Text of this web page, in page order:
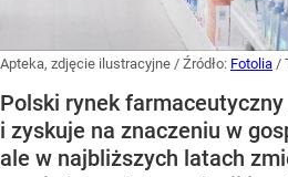
Apteka, zdjęcie ilustracyjne / Źródło: Fotolia /
Polski rynek
i zyskuje na znaczeniu w
ale w najbliższych latach